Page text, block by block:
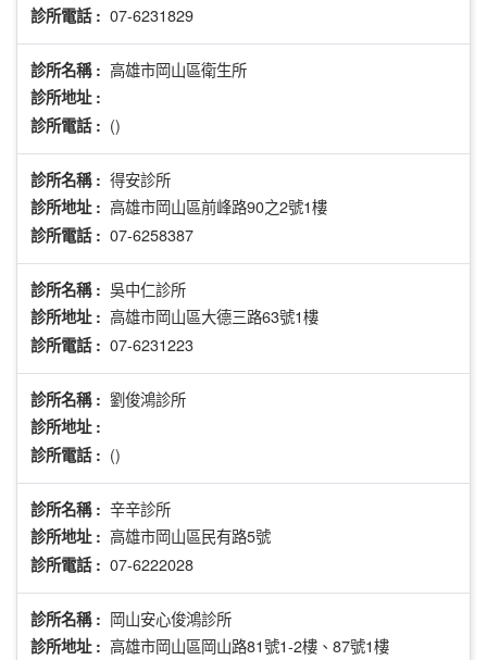
診所電話 : 07-6231829
診所名稱 : 高雄市岡山區衛生所
診所地址 :
診所電話 : ()
診所名稱 : 得安診所
診所地址 : 高雄市岡山區前峰路90之2號1樓
診所電話 : 07-6258387
診所名稱 : 吳中仁診所
診所地址 : 高雄市岡山區大德三路63號1樓
診所電話 : 07-6231223
診所名稱 : 劉俊鴻診所
診所地址 :
診所電話 : ()
診所名稱 : 辛辛診所
診所地址 : 高雄市岡山區民有路5號
診所電話 : 07-6222028
診所名稱 : 岡山安心俊鴻診所
診所地址 : 高雄市岡山區岡山路81號1-2樓、87號1樓